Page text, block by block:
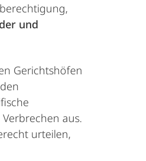
und
Gerichtshöfen
aus.
urteilen,